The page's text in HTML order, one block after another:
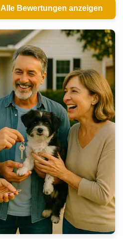
Alle Bewertungen anzeigen